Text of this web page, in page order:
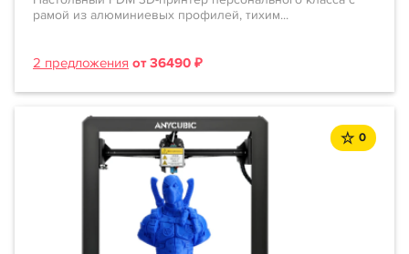
рамой из алюминиевых профилей, тихим...
2 предложения от 36490 ₽
0